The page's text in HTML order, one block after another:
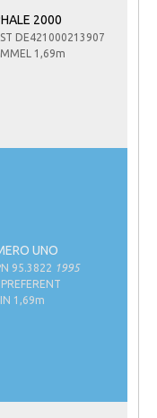
2000
DE421000213907
1,69m
UNO
95.3822 1995
1,69m